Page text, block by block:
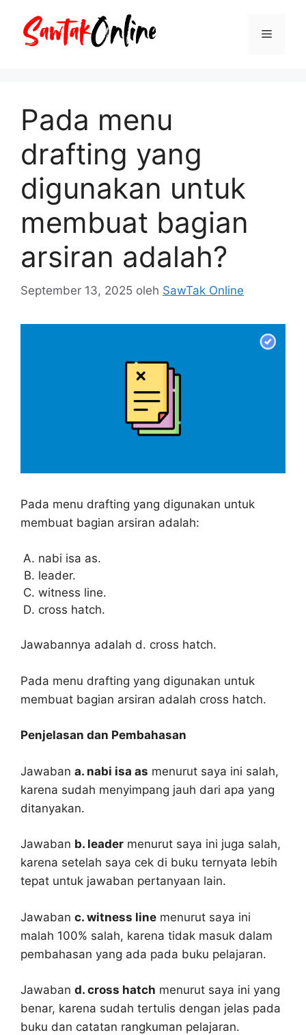
Menu
Pada menu
drafting yang
digunakan untuk
membuat bagian
arsiran adalah?
September 13, 2025 oleh SawTak Online
Pada menu drafting yang digunakan untuk
membuat bagian arsiran adalah:
nabi isa as.
leader.
witness line.
cross hatch.
Jawabannya adalah d. cross hatch.
Pada menu drafting yang digunakan untuk
membuat bagian arsiran adalah cross hatch.
Penjelasan dan Pembahasan
Jawaban a. nabi isa as menurut saya ini salah,
karena sudah menyimpang jauh dari apa yang
ditanyakan.
Jawaban b. leader menurut saya ini juga salah,
karena setelah saya cek di buku ternyata lebih
tepat untuk jawaban pertanyaan lain.
Jawaban c. witness line menurut saya ini
malah 100% salah, karena tidak masuk dalam
pembahasan yang ada pada buku pelajaran.
Jawaban d. cross hatch menurut saya ini yang
benar, karena sudah tertulis dengan jelas pada
buku dan catatan rangkuman pelajaran.